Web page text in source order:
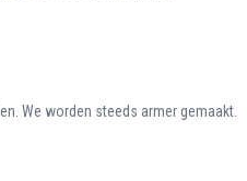
We worden steeds armer gemaakt.